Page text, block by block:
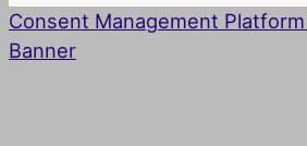
Consent Management
Banner